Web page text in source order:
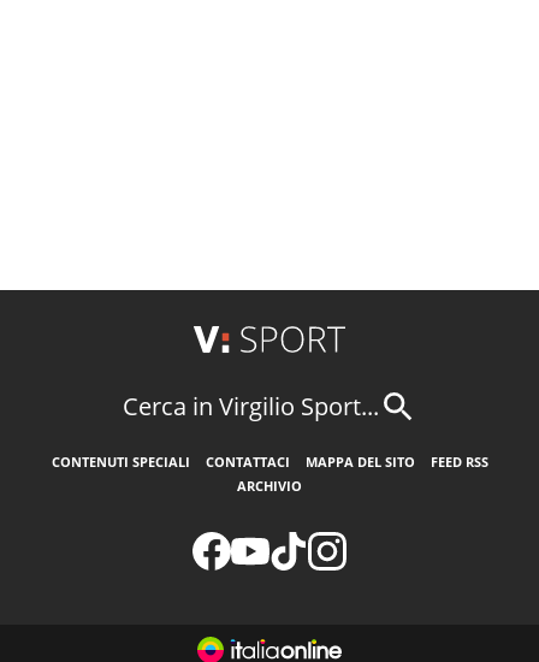
Cerca in Virgilio Sport...
CONTENUTI SPECIALI CONTATTACI MAPPA DEL SITO
FEED RSS
ARCHIVIO